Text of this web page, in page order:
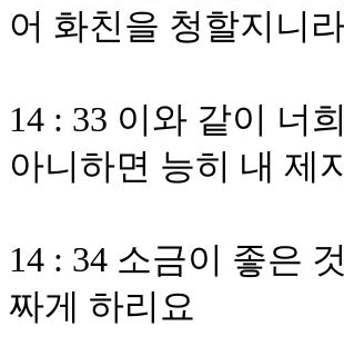
어 화친을 청할지니
14 : 33 이와 같이 너
아니하면 능히 내 제
14 : 34 소금이 좋은
짜게 하리요